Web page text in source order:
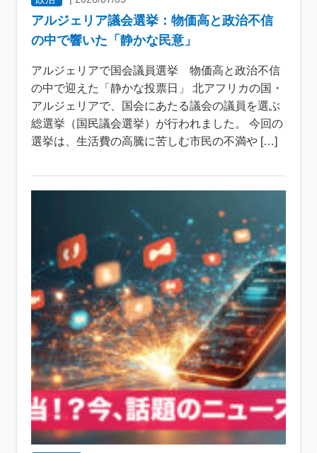
アルジェリア議会選挙：物価高と政治不信
の中で響いた「静かな民意」
アルジェリアで国会議員選挙 物価高と政治不信
の中で迎えた「静かな投票日」 北アフリカの国・
アルジェリアで、国会にあたる議会の議員を選ぶ
総選挙（国民議会選挙）が行われました。 今回の
選挙は、生活費の高騰に苦しむ市民の不満や […]